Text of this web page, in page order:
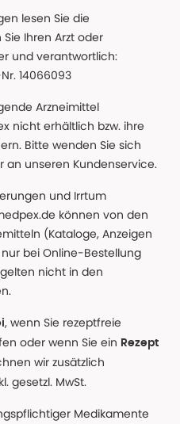
lesen Sie die
Ihren Arzt oder
und verantwortlich:
14066093
Arzneimittel
nicht erhältlich bzw. ihre
Bitte wenden Sie sich
an unseren Kundenservice.
und Irrtum
können von den
(Kataloge, Anzeigen
bei Online-Bestellung
nicht in den
, wenn Sie rezeptfreie
oder wenn Sie ein Rezept
wir zusätzlich
gesetzl. MwSt.
Medikamente